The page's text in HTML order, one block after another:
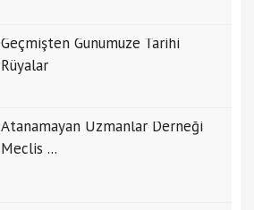
Geçmişten Günümüze Tarihi
Rüyalar
Atanamayan Uzmanlar Derneği
Meclis ...